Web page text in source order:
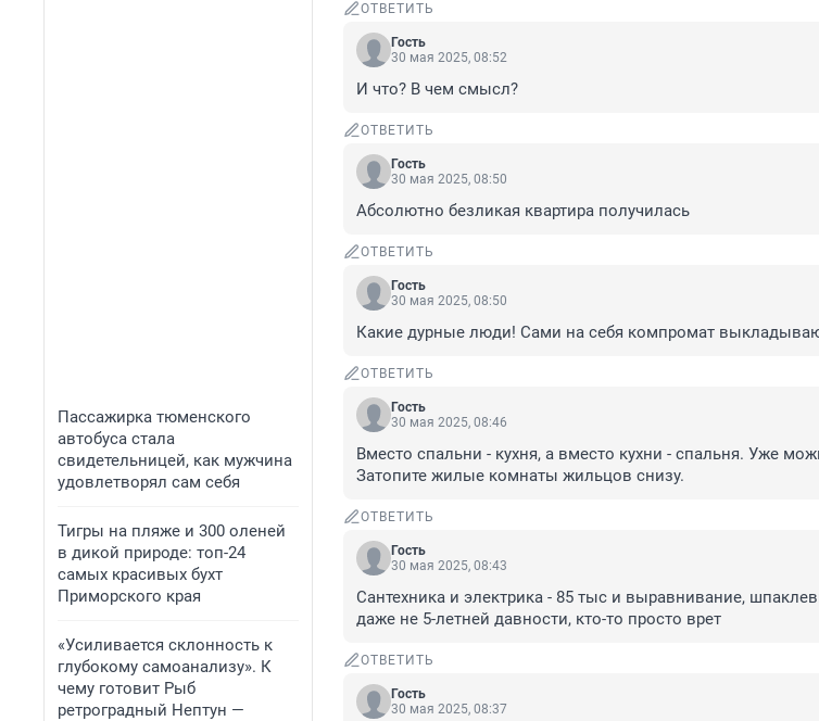
Пассажирка тюменского
автобуса стала
свидетельницей, как мужчина
удовлетворял сам себя
Тигры на пляже и 300 оленей
в дикой природе: топ-24
самых красивых бухт
Приморского края
«Усиливается склонность к
глубокому самоанализу». К
чему готовит Рыб
ретроградный Нептун —
ОТВЕТИТЬ
Гость
30 мая 2025, 08:52
И что? В чем смысл?
ОТВЕТИТЬ
Гость
30 мая 2025, 08:50
Абсолютно безликая квартира получилась
ОТВЕТИТЬ
Гость
30 мая 2025, 08:50
Какие дурные люди! Сами на себя компромат
ОТВЕТИТЬ
Гость
30 мая 2025, 08:46
Вместо спальни - кухня, а вместо кухни - спальня. Уже
Затопите жилые комнаты жильцов снизу.
ОТВЕТИТЬ
Гость
30 мая 2025, 08:43
Сантехника и электрика - 85 тыс и выравнивание,
даже не 5-летней давности, кто-то просто врет
ОТВЕТИТЬ
Гость
30 мая 2025, 08:37